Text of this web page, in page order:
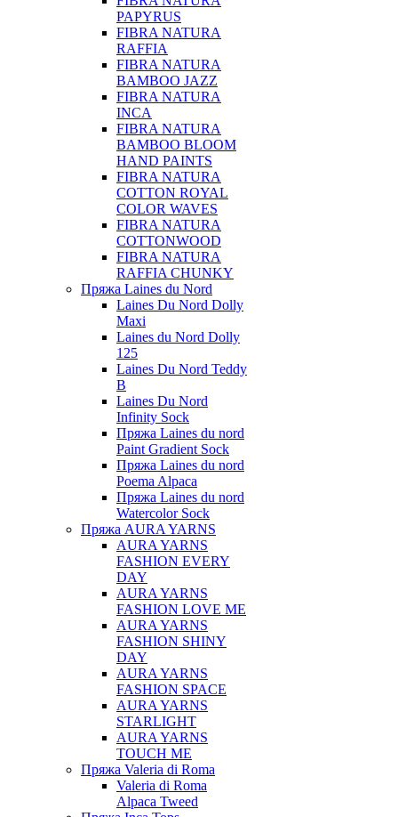
PAPYRUS
FIBRA NATURA
RAFFIA
FIBRA NATURA
BAMBOO JAZZ
FIBRA NATURA
INCA
FIBRA NATURA
BAMBOO BLOOM
HAND PAINTS
FIBRA NATURA
COTTON ROYAL
COLOR WAVES
FIBRA NATURA
COTTONWOOD
FIBRA NATURA
RAFFIA CHUNKY
Пряжа Laines du Nord
Laines Du Nord Dolly
Maxi
Laines du Nord Dolly
125
Laines Du Nord Teddy
B
Laines Du Nord
Infinity Sock
Пряжа Laines du nord
Paint Gradient Sock
Пряжа Laines du nord
Poema Alpaca
Пряжа Laines du nord
Watercolor Sock
Пряжа AURA YARNS
AURA YARNS
FASHION EVERY
DAY
AURA YARNS
FASHION LOVE ME
AURA YARNS
FASHION SHINY
DAY
AURA YARNS
FASHION SPACE
AURA YARNS
STARLIGHT
AURA YARNS
TOUCH ME
Пряжа Valeria di Roma
Valeria di Roma
Alpaca Tweed